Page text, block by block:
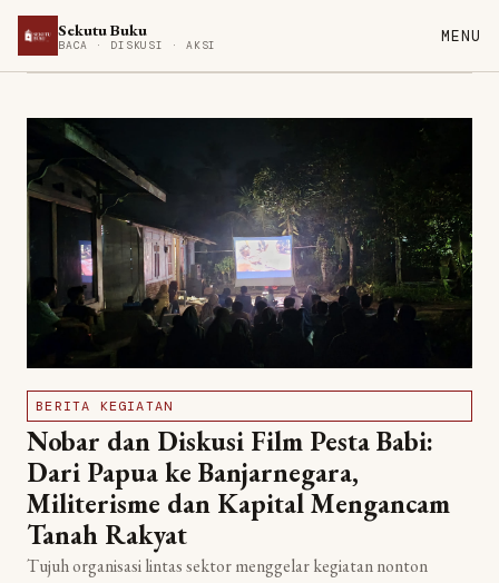
Sekutu Buku
BACA · DISKUSI · AKSI MENU
BERITA KEGIATAN
Nobar dan Diskusi Film Pesta Babi:
Dari Papua ke Banjarnegara,
Militerisme dan Kapital Mengancam
Tanah Rakyat
Tujuh organisasi lintas sektor menggelar kegiatan nonton